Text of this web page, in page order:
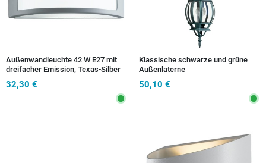
Außenwandleuchte 42 W E27 mit
dreifacher Emission, Texas-Silber
32,30 €
Klassische schwarze und grüne
Außenlaterne
50,10 €